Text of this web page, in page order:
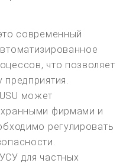
современный
что позволяет
может
фирмами и
регулировать
для частных